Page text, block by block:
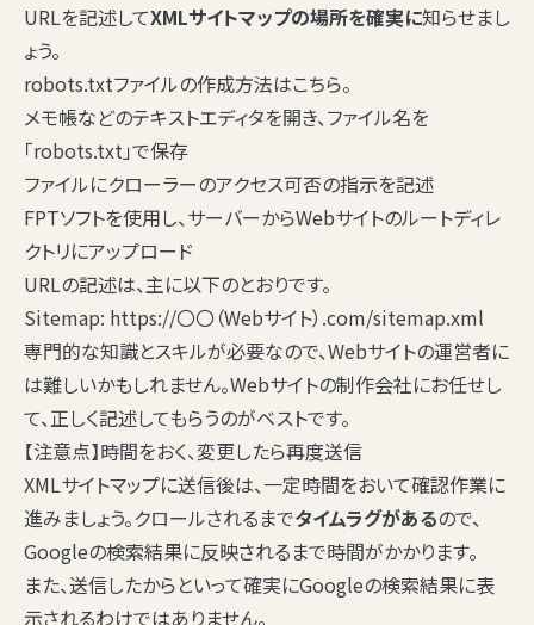
URLを記述してXMLサイトマップの場所を確実に知らせまし
ょう。
robots.txtファイルの作成方法はこちら。
メモ帳などのテキストエディタを開き、ファイル名を
「robots.txt」で保存
ファイルにクローラーのアクセス可否の指示を記述
FPTソフトを使用し、サーバーからWebサイトのルートディレ
クトリにアップロード
URLの記述は、主に以下のとおりです。
Sitemap: https://〇〇（Webサイト）.com/sitemap.xml
専門的な知識とスキルが必要なので、Webサイトの運営者に
は難しいかもしれません。Webサイトの制作会社にお任せし
て、正しく記述してもらうのがベストです。
【注意点】時間をおく、変更したら再度送信
XMLサイトマップに送信後は、一定時間をおいて確認作業に
進みましょう。クロールされるまでタイムラグがあるので、
Googleの検索結果に反映されるまで時間がかかります。
また、送信したからといって確実にGoogleの検索結果に表
示されるわけではありません。